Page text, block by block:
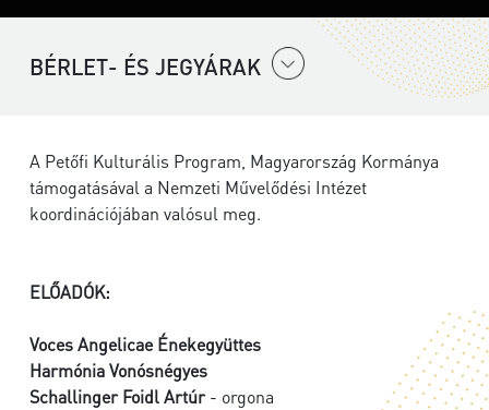
BÉRLET- ÉS JEGYÁRAK
A Petőfi Kulturális Program, Magyarország Kormánya
támogatásával a Nemzeti Művelődési Intézet
koordinációjában valósul meg.
ELŐADÓK:
Voces Angelicae Énekegyüttes
Harmónia Vonósnégyes
Schallinger Foidl Artúr- orgona